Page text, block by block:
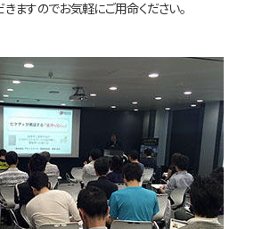
ますのでお気軽にご用命ください。